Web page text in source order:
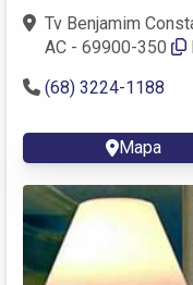
Tv Benjamim
AC - 69900-350
(68) 3224-1188
Mapa